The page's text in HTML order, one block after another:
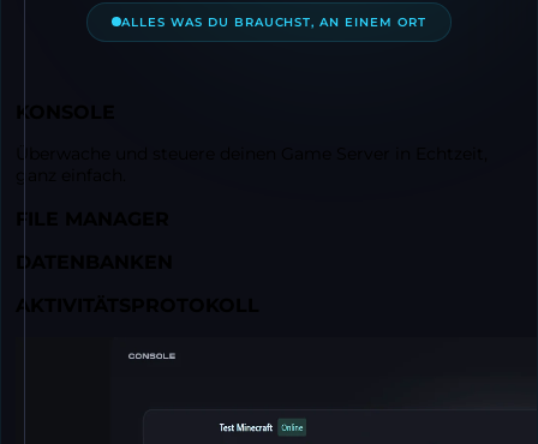
ALLES WAS DU BRAUCHST, AN EINEM ORT